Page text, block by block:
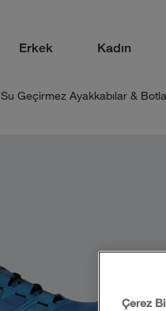
Erkek Kadın
Su Geçirmez Ayakkabılar &
Çerez